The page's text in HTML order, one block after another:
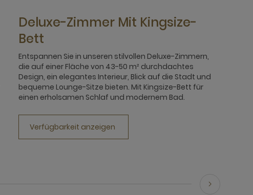
Deluxe-Zimmer Mit Kingsize-
Bett
Entspannen Sie in unseren stilvollen Deluxe-Zimmern,
die auf einer Fläche von 43-50 m² durchdachtes
Design, ein elegantes Interieur, Blick auf die Stadt und
bequeme Lounge-Sitze bieten. Mit Kingsize-Bett für
einen erholsamen Schlaf und modernem Bad.
Verfügbarkeit anzeigen